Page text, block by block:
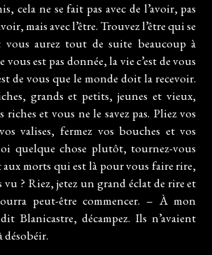
cela ne se fait pas avec de l’avoir, pas
mais avec l’être. Trouvez l’être qui se
vous aurez tout de suite beaucoup à
vous est pas donnée, la vie c’est de vous
de vous que le monde doit la recevoir.
grands et petits, jeunes et vieux,
riches et vous ne le savez pas. Pliez vos
valises, fermez vos bouches et vos
quelque chose plutôt, tournez-vous
morts qui est là pour vous faire rire,
vu ? Riez, jetez un grand éclat de rire et
peut-être commencer. – À mon
Blanicastre, décampez. Ils n’avaient
désobéir.